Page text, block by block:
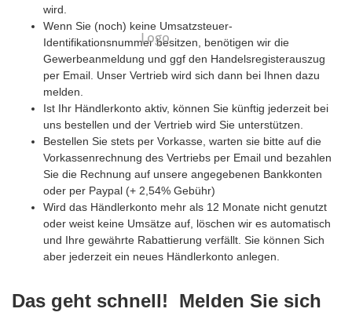
wird.
Wenn Sie (noch) keine Umsatzsteuer-
Identifikationsnummer besitzen, benötigen wir die
Gewerbeanmeldung und ggf den Handelsregisterauszug
per Email. Unser Vertrieb wird sich dann bei Ihnen dazu
melden.
Ist Ihr Händlerkonto aktiv, können Sie künftig jederzeit bei
uns bestellen und der Vertrieb wird Sie unterstützen.
Bestellen Sie stets per Vorkasse, warten sie bitte auf die
Vorkassenrechnung des Vertriebs per Email und bezahlen
Sie die Rechnung auf unsere angegebenen Bankkonten
oder per Paypal (+ 2,54% Gebühr)
Wird das Händlerkonto mehr als 12 Monate nicht genutzt
oder weist keine Umsätze auf, löschen wir es automatisch
und Ihre gewährte Rabattierung verfällt. Sie können Sich
aber jederzeit ein neues Händlerkonto anlegen.
Das geht schnell! Melden Sie sich